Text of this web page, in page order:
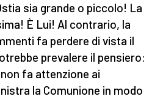
sia grande o piccolo! La
È Lui! Al contrario, la
fa perdere di vista il
prevalere il pensiero:
fa attenzione ai
la Comunione in modo